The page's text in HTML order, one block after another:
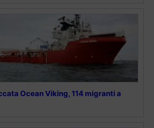
Ocean Viking, 114 migranti a